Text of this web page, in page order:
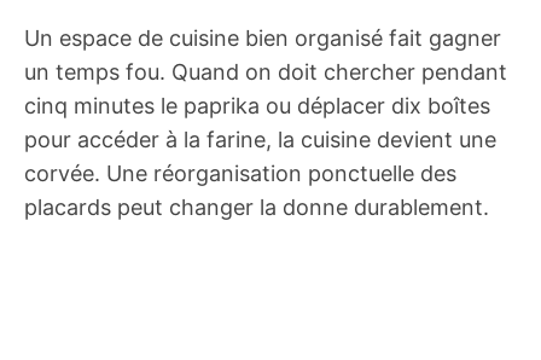
Un espace de cuisine bien organisé fait gagner
un temps fou. Quand on doit chercher pendant
cinq minutes le paprika ou déplacer dix boîtes
pour accéder à la farine, la cuisine devient une
corvée. Une réorganisation ponctuelle des
placards peut changer la donne durablement.